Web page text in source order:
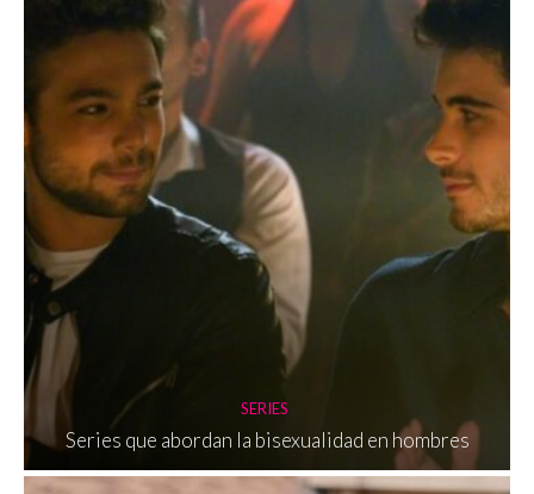
SERIES
Series que abordan la bisexualidad en hombres